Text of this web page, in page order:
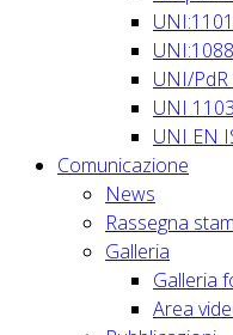
UNI/
UNI
UNI EN
Comunicazione
News
Rassegna
Galleria
Galleria
Area